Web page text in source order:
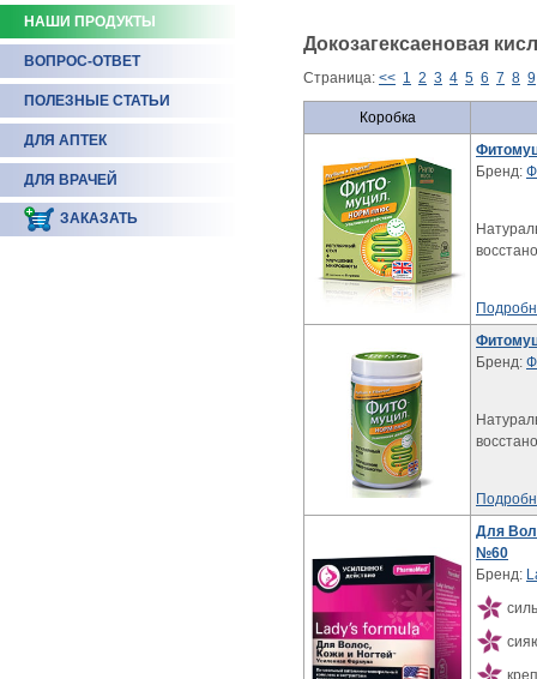
НАШИ ПРОДУКТЫ
ВОПРОС-ОТВЕТ
ПОЛЕЗНЫЕ СТАТЬИ
ДЛЯ АПТЕК
ДЛЯ ВРАЧЕЙ
ЗАКАЗАТЬ
Докозагексаеновая
Страница: << 1 2 3 4 5 6 7 8 9
Коробка
Бренд:
Бренд:
Для
№60
Бренд: